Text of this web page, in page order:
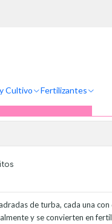
Cultivo Fertilizantes
de turba, cada una
y se convierten en